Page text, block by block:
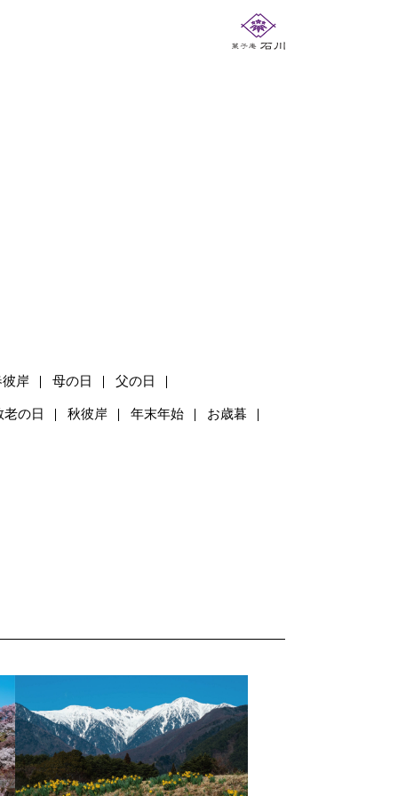
彼岸 母の日 父の日
老の日 秋彼岸 年末年始 お歳暮